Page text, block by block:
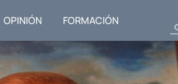
OPINIÓN FORMACIÓN